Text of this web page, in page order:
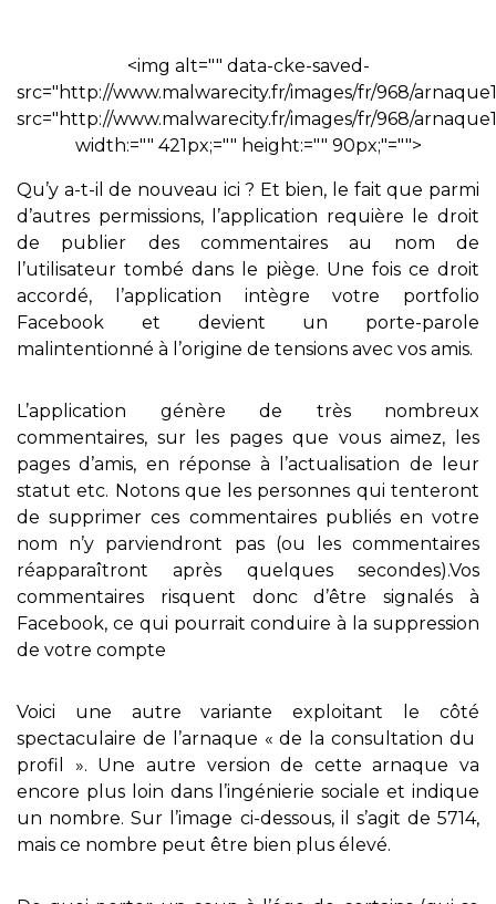
<img alt="" data-cke-saved-
src="http://www.malwarecity.fr/images/fr/968/
src="http://www.malwarecity.fr/images/fr/968/
width:="" 421px;="" height:="" 90px;"="">
Qu’y a-t-il de nouveau ici ? Et bien, le fait que parmi
d’autres permissions, l’application requière le droit
de publier des commentaires au nom de
l’utilisateur tombé dans le piège. Une fois ce droit
accordé, l’application intègre votre portfolio
Facebook et devient un porte-parole
malintentionné à l’origine de tensions avec vos amis.
L’application génère de très nombreux
commentaires, sur les pages que vous aimez, les
pages d’amis, en réponse à l’actualisation de leur
statut etc. Notons que les personnes qui tenteront
de supprimer ces commentaires publiés en votre
nom n’y parviendront pas (ou les commentaires
réapparaîtront après quelques secondes).Vos
commentaires risquent donc d’être signalés à
Facebook, ce qui pourrait conduire à la suppression
de votre compte
Voici une autre variante exploitant le côté
spectaculaire de l’arnaque « de la consultation du
profil ». Une autre version de cette arnaque va
encore plus loin dans l’ingénierie sociale et indique
un nombre. Sur l’image ci-dessous, il s’agit de 5714,
mais ce nombre peut être bien plus élevé.